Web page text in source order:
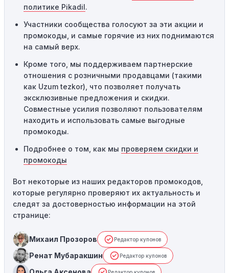
Технические сбои:
привести к неработоспособности кодов промокодов. В
таких случаях следует обратиться за помощью в
службу поддержки.
политике Pikadil.
Участники сообщества голосуют за эти акции и
промокоды, и самые горячие из них поднимаются
на самый верх.
Кроме того, мы поддерживаем партнерские
отношения с розничными продавцами (такими
как Uzum tezkor), что позволяет получать
эксклюзивные предложения и скидки.
Совместные усилия позволяют пользователям
находить и использовать самые выгодные
промокоды.
Подробнее о том, как мы проверяем скидки и
промокоды
Вот некоторые из наших редакторов промокодов,
которые регулярно проверяют их актуальность и
следят за достоверностью информации на этой
странице:
Михаил Прозоров Редактор купонов
Ренат Мубаракшин Редактор купонов